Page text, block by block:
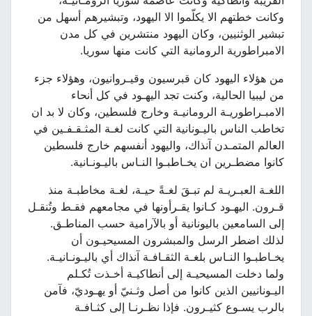
وكانت خطتهم الا يكلّموا الا اليهود، وتبشيرهم أسهل من
تبشير الوثنيين، وكان اليهود منتشرين في كل مدن
الامبراطورية الرومانية التي كانت منها سوريا.
من هؤلاء اليهود كان قبرسيون وقيـروانيون، وهؤلاء جزء
من ليبيا الحالية، وكنت تجد اليهـود في كل أنحاء
الامبـراطوريـة الرومانيـة وخارج فلسطين، وكان لا بد ان
تخاطب الناس باليـونانية التي كانت لغـة المثـقـفـين في
العالم المتمـدن آنذاك، واليهود أنفسهم خارج فلسطين
كانوا مضطـرين ان يخـاطبـوا النـاس باليـونـانية.
اللغـة العبـريـة لم تبـقَ لغـةً حيـة، لغـة مخاطبـة منذ
قـرون. اليهـود كـانوا يقـرأونها في مجامعهم فقـط وتُنقـل
إلى السامعين باليونانية أو بالآرامية حسب المناطـق.
لذلك اضطر الرسل والمبشرون المسيحيـون أن
يخـاطبـوا النـاس بلغـة الثقـافـة آنذاك أي باليـونـانيـة.
ولما دخلت المسيحيـة إلى أنطاكيـة أخـذت تُكـلم
اليـونانيين الذين كانوا من أصل وثـنيّ أو يهـوديّ، فآمن
بالرب يسـوع كثيـرون. فإذا نظـرنـا إلى كثـافـة